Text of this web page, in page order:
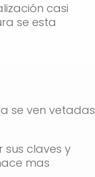
casi
se esta
se ven vetadas
sus claves y
mas